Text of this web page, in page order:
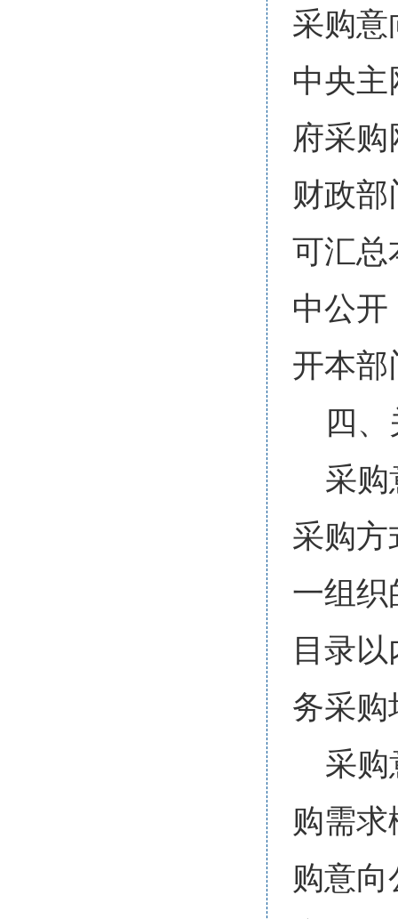
采购
中央
府采
财政
可汇
中公
开本
四
采
采购
一组
目录
务采
采
购需
购意